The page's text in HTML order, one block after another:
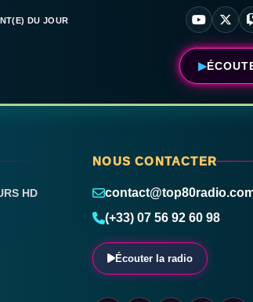
DU JOUR
HD
NOUS CONTACTER
(+33) 07 56 92 60 98
Écouter la radio